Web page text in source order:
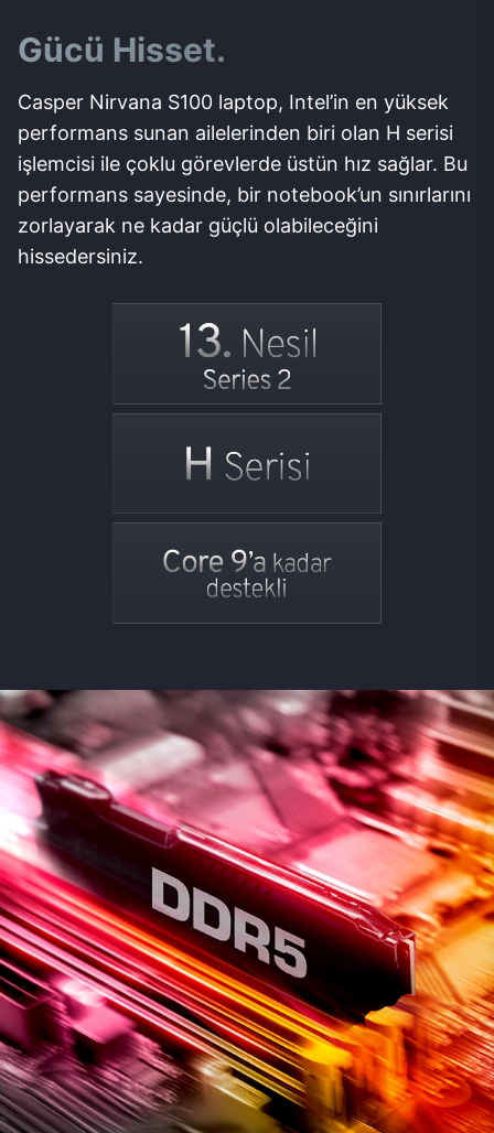
Gücü Hisset.
Casper Nirvana S100 laptop, Intel’in en yüksek
performans sunan ailelerinden biri olan H serisi
işlemcisi ile çoklu görevlerde üstün hız sağlar. Bu
performans sayesinde, bir notebook’un sınırlarını
zorlayarak ne kadar güçlü olabileceğini
hissedersiniz.